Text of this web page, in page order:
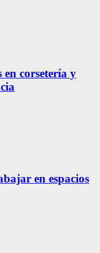
corsetería y
en espacios